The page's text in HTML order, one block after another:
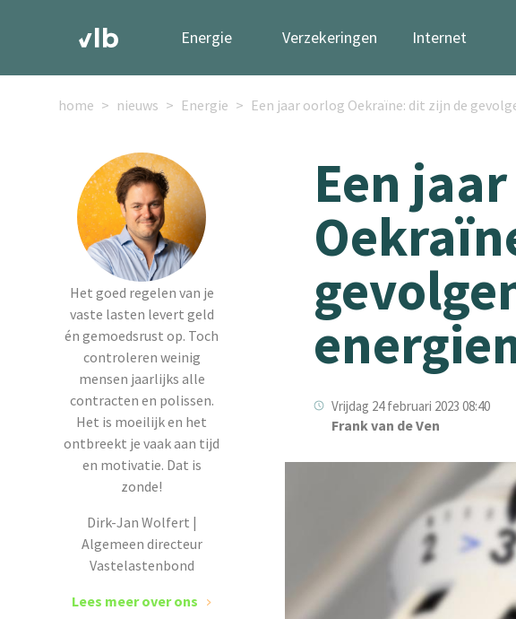
Energie Verzekeringen Internet
home nieuws Energie Een jaar oorlog Oekraïne: dit zijn de
Het goed regelen van je
vaste lasten levert geld
én gemoedsrust op. Toch
controleren weinig
mensen jaarlijks alle
contracten en polissen.
Het is moeilijk en het
ontbreekt je vaak aan tijd
en motivatie. Dat is
zonde!
Dirk-Jan Wolfert |
Algemeen directeur
Vastelastenbond
Lees meer over ons
Een
Vrijdag 24 februari 2023 08:40
Frank van de Ven